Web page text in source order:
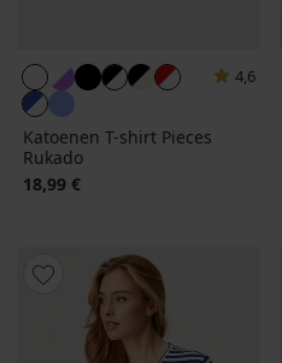
4,6
Katoenen T-shirt Pieces
Rukado
18,99 €